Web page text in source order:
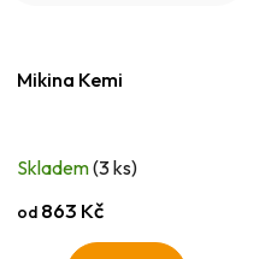
Mikina Kemi
Skladem(3 ks)
od863 Kč